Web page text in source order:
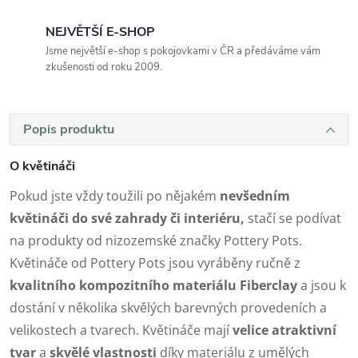
NEJVĚTŠÍ E-SHOP
Jsme největší e-shop s pokojovkami v ČR a předáváme vám
zkušenosti od roku 2009.
Popis produktu
O květináči
Pokud jste vždy toužili po nějakém nevšedním
květináči do své zahrady či interiéru, stačí se podívat
na produkty od nizozemské značky Pottery Pots.
Květináče od Pottery Pots jsou vyráběny ručně z
kvalitního kompozitního materiálu Fiberclaya jsou k
dostání v několika skvělých barevných provedeních a
velikostech a tvarech. Květináče majívelice atraktivní
tvara skvělé vlastnosti díky materiálu z umělých